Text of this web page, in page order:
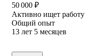
50 000 ₽
Активно ищет работу
Общий опыт
13 лет 5 месяцев